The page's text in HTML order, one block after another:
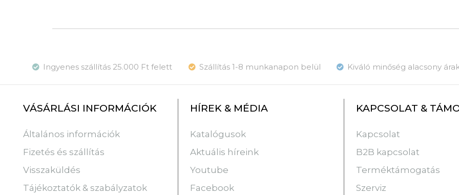
Ingyenes szállítás 25.000 Ft felett Szállítás 1-8 munkanapon belül Kiváló minőség alacsony
VÁSÁRLÁSI INFORMÁCIÓK
Általános információk
Fizetés és szállítás
Visszaküldés
Tájékoztatók & szabályzatok
HÍREK & MÉDIA
Katalógusok
Aktuális híreink
Youtube
Facebook
KAPCSOLAT &
Kapcsolat
B2B kapcsolat
Terméktámogatás
Szerviz